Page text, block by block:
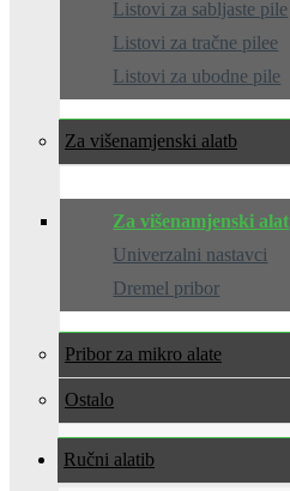
Listovi za sabljaste pile
Listovi za tračne pilee
Listovi za ubodne pile
Za višenamjenski alat
Za višenamjenski alat
Univerzalni nastavci
Dremel pribor
Pribor za mikro alate
Ostalo
Ručni alati